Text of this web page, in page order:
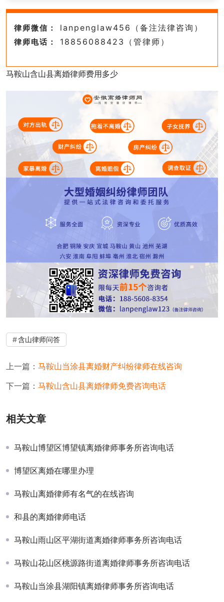
律师微信： lanpenglaw456（备注法律咨询）
律师电话： 18856088423（管律师）
马鞍山含山县离婚律师费用多少
含山律师问答
上一篇： 马鞍山当涂县离婚财产纠纷律师在线咨询
下一篇： 马鞍山含山县离婚律师免费咨询电话
相关文章
马鞍山博望区博望镇离婚律师事务所咨询电话
博望区离婚在哪里办理
马鞍山离婚律师有名气的在线咨询
和县的离婚律师电话
马鞍山雨山区平湖街道离婚律师事务所咨询电话
马鞍山花山区桃源路街道离婚律师事务所咨询电话
马鞍山当涂县湖阳镇离婚律师事务所咨询电话